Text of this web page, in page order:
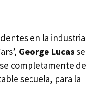
en la industria
George Lucas se
completamente de
secuela, para la